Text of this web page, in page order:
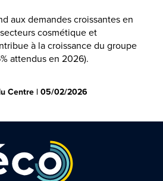
aux demandes croissantes en
cosmétique et
à la croissance du groupe
attendus en 2026).
Centre | 05/02/2026